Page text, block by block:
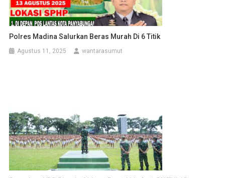
Polres Madina Salurkan Beras Murah Di 6 Titik
Agustus 11, 2025 wantarasumut